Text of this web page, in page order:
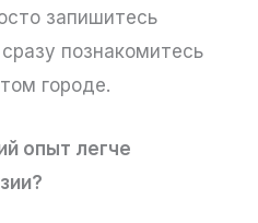
запишитесь
познакомитесь
городе.
опыт легче